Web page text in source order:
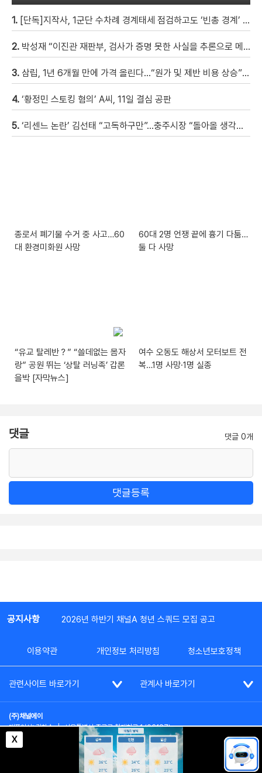
1. [단독]지작사, 1군단 수차례 경계태세 점검하고도 ‘빈총 경계’ 몰랐다
2. 박성재 “이진관 재판부, 검사가 증명 못한 사실을 추론으로 메꿔” [현장영상]
3. 삼립, 1년 6개월 만에 가격 올린다…“원가 및 제반 비용 상승” [자막뉴스]
4. ‘황정민 스토킹 혐의’ A씨, 11일 결심 공판
5. ‘리센느 논란’ 김선태 “고독하구만”…충주시장 “돌아올 생각은?”
종로서 폐기물 수거 중 사고…60
대 환경미화원 사망
60대 2명 언쟁 끝에 흉기 다툼…
둘 다 사망
“유교 탈레반？” “쓸데없는 몸자
랑” 공원 뛰는 ‘상탈 러닝족’ 갑론
을박 [자막뉴스]
여수 오동도 해상서 모터보트 전
복…1명 사망·1명 실종
댓글 댓글 0개
댓글등록
X
공지사항 2026년 하반기 채널A 청년 스쿼드 모집 공고
이용약관 개인정보 처리방침 청소년보호정책
관련사이트 바로가기 관계사 바로가기
(주)채널에이
대표이사: 김차수 | 서울특별시 종로구 청계천로 1 (03187)
부가통신사업신고: 022357호 | 사업자등록번호: 101-86-62787
대표전화: (02)2020-3114
시청자상담실: (02)2020-3100
통신판매업신고: 제2012-서울종로-0195호